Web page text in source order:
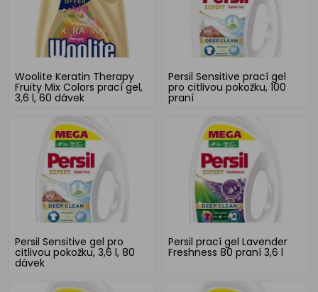
Woolite Keratin Therapy
Fruity Mix Colors prací gel,
3,6 l, 60 dávek
Persil Sensitive prací gel
pro citlivou pokožku, 100
praní
Persil Sensitive gel pro
citlivou pokožku, 3,6 l, 80
dávek
Persil prací gel Lavender
Freshness 80 praní 3,6 l